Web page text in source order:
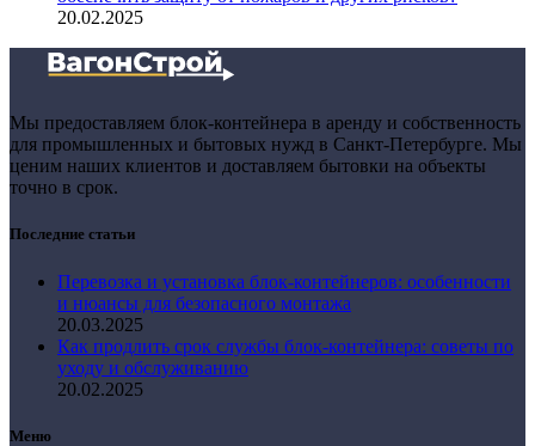
20.02.2025
Мы предоставляем блок-контейнера в аренду и собственность
для промышленных и бытовых нужд в Санкт-Петербурге. Мы
ценим наших клиентов и доставляем бытовки на объекты
точно в срок.
Последние статьи
Перевозка и установка блок-контейнеров: особенности
и нюансы для безопасного монтажа
20.03.2025
Как продлить срок службы блок-контейнера: советы по
уходу и обслуживанию
20.02.2025
Меню